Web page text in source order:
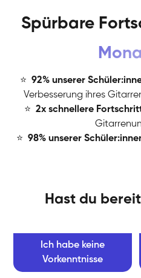
Spürbare
⭐ 92% unserer
Verbesserung ihres
⭐ 2x schnellere
⭐ 98% unserer
Hast du
Ich habe keine
Vorkenntnisse